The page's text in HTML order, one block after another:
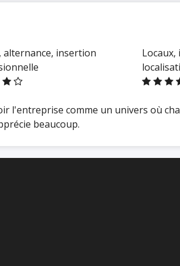
alternance, insertion
l'entreprise comme un univers où
beaucoup.